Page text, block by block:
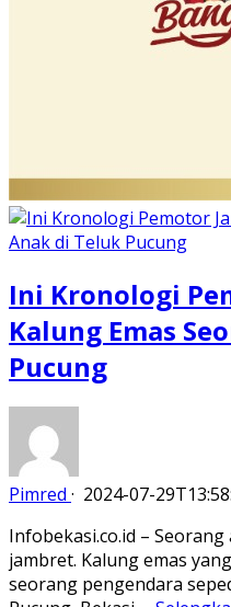
Ini Kronologi
Kalung Emas
Pucung
Pimred · 2024-07-
Infobekasi.co.id –
jambret. Kalung emas
seorang pengendara